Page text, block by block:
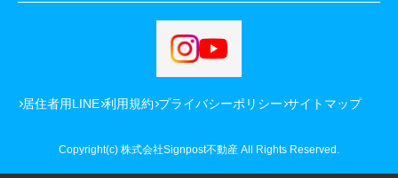
居住者用LINE 利用規約 プライバシーポリシー サイトマップ
Copyright(c) 株式会社Signpost不動産 All Rights Reserved.